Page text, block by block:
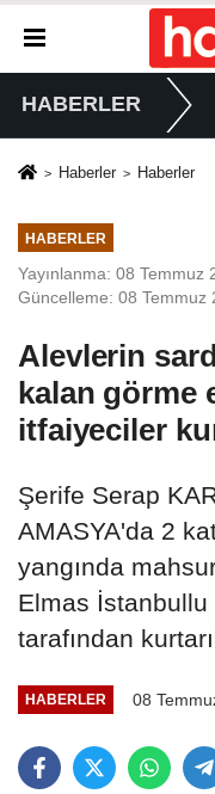
HABERLER
Haberler Haberler
HABERLER
Yayınlanma: 08 Temmuz
Güncelleme: 08 Temmuz
Alevlerin
kalan görme
itfaiyeciler
Şerife Serap
AMASYA'da 2
yangında
Elmas
tarafından
HABERLER 08